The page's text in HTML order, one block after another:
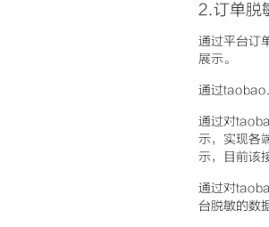
2.订单脱
通过平台订
展示。
通过
通过对
示，实现各
示，目前该
通过对
台脱敏的数